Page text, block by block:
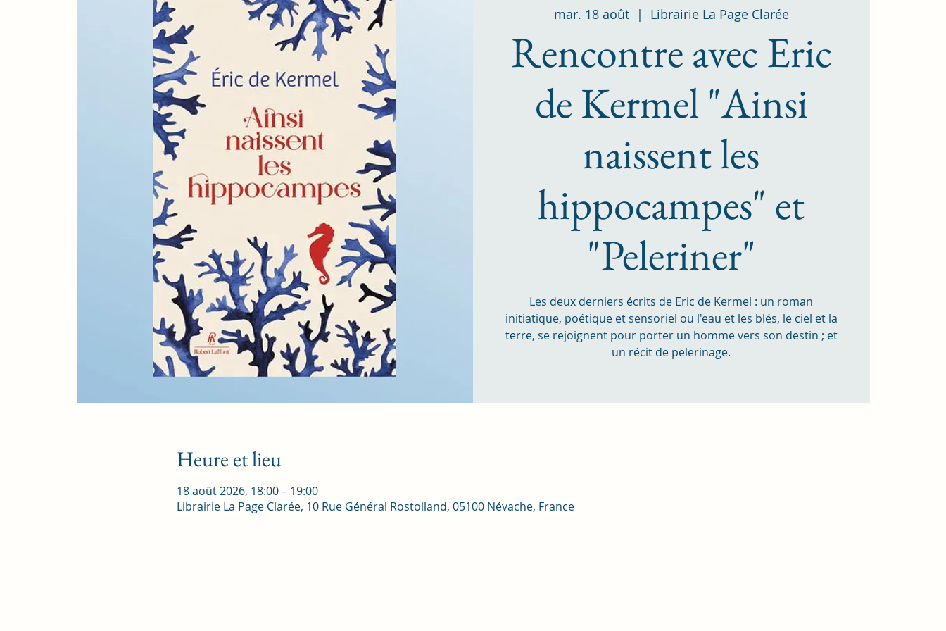
mar. 18 août
  |
Librairie La Page Clarée
Rencontre avec Eric
de Kermel "Ainsi
naissent les
hippocampes" et
"Peleriner"
Les deux derniers écrits de Eric de Kermel : un roman
initiatique, poétique et sensoriel ou l'eau et les blés, le ciel et la
terre, se rejoignent pour porter un homme vers son destin ; et
un récit de pelerinage.
Heure et lieu
18 août 2026, 18:00 – 19:00
Librairie La Page Clarée, 10 Rue Général Rostolland, 05100 Névache, France